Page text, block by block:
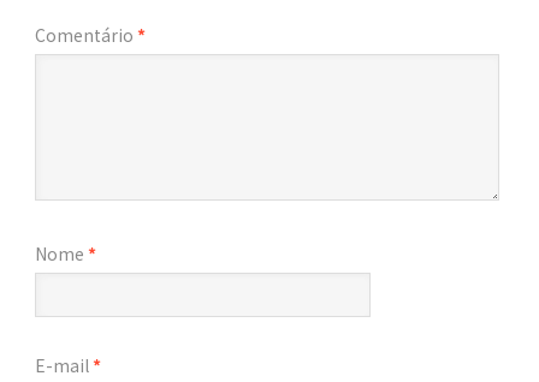
Comentário *
Nome *
E-mail*